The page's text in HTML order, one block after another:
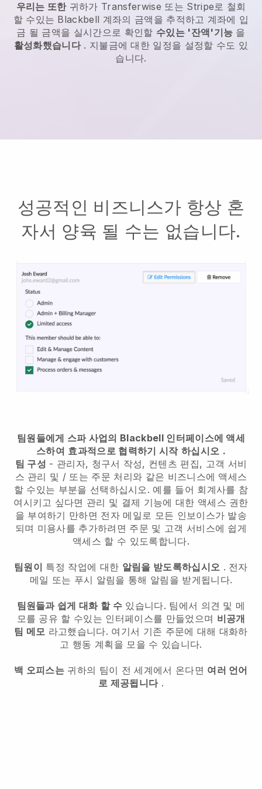
우리는 또한귀하가 Transferwise 또는 Stripe로 철회
할 수있는 Blackbell 계좌의 금액을 추적하고 계좌에 입
금 될 금액을 실시간으로 확인할 수있는 '잔액'기능 을
활성화했습니다. 지불금에 대한 일정을 설정할 수도 있
습니다.
성공적인 비즈니스가 항상 혼
자서 양육 될 수는 없습니다.
팀원들에게 스파 사업의 Blackbell 인터페이스에 액세
스하여 효과적으로 협력하기 시작 하십시오 .
팀 구성 - 관리자, 청구서 작성, 컨텐츠 편집, 고객 서비
스 관리 및 / 또는 주문 처리와 같은 비즈니스에 액세스
할 수있는 부분을 선택하십시오. 예를 들어 회계사를 참
여시키고 싶다면 관리 및 결제 기능에 대한 액세스 권한
을 부여하기 만하면 전자 메일로 모든 인보이스가 발송
되며 미용사를 추가하려면 주문 및 고객 서비스에 쉽게
액세스 할 수 있도록합니다.
팀원이 특정 작업에 대한 알림을 받도록하십시오 . 전자
메일 또는 푸시 알림을 통해 알림을 받게됩니다.
팀원들과 쉽게 대화 할 수 있습니다. 팀에서 의견 및 메
모를 공유 할 수있는 인터페이스를 만들었으며 비공개
팀 메모 라고했습니다. 여기서 기존 주문에 대해 대화하
고 행동 계획을 모을 수 있습니다.
백 오피스는 귀하의 팀이 전 세계에서 온다면 여러 언어
로 제공됩니다.